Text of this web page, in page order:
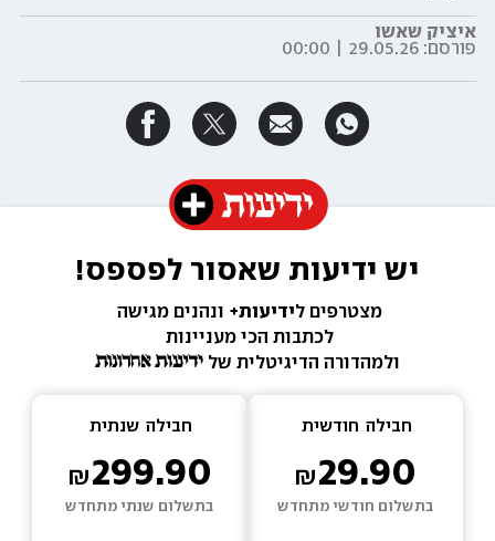
איציק שאשו
פורסם:29.05.26 | 00:00
יש ידיעות שאסור לפספס!
מצטרפים לידיעות+ ונהנים מגישה
לכתבות הכי מעניינות
ולמהדורה הדיגיטלית של
חבילה חודשית
29.90
בתשלום חודשי מתחדש
חבילה שנתית
299.90
בתשלום שנתי מתחדש